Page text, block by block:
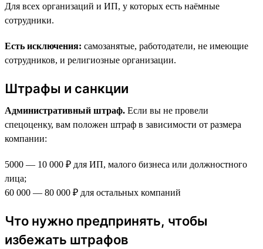
Для всех организаций и ИП, у которых есть наёмные
сотрудники.
Есть исключения: самозанятые, работодатели, не имеющие
сотрудников, и религиозные организации.
Штрафы и санкции
Административный штраф. Если вы не провели
спецоценку, вам положен штраф в зависимости от размера
компании:
5000 — 10 000 ₽ для ИП, малого бизнеса или должностного
лица;
60 000 — 80 000 ₽ для остальных компаний
Что нужно предпринять, чтобы
избежать штрафов